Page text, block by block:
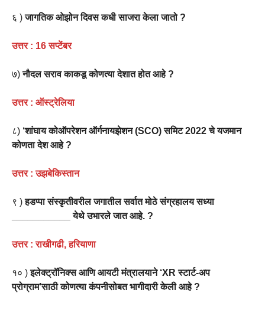
६ )जागतिक ओझोन दिवस कधी साजरा केला जातो ?
उत्तर : 16 सप्टेंबर
७)नौदल सराव काकडू कोणत्या देशात होत आहे ?
उत्तर : ऑस्ट्रेलिया
८) ‘शांघाय कोऑपरेशन ऑर्गनायझेशन (SCO) समिट 2022 चे यजमान
कोणता देश आहे ?
उत्तर : उझबेकिस्तान
९ )हडप्पा संस्कृतीवरील जगातील सर्वात मोठे संग्रहालय सध्या
___________ येथे उभारले जात आहे. ?
उत्तर : राखीगढी, हरियाणा
१० )इलेक्ट्रॉनिक्स आणि आयटी मंत्रालयाने ‘XR स्टार्ट-अप
प्रोग्राम’साठी कोणत्या कंपनीसोबत भागीदारी केली आहे ?